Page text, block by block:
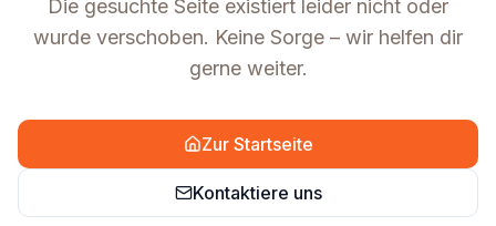
Die gesuchte Seite existiert leider nicht oder
wurde verschoben. Keine Sorge – wir helfen dir
gerne weiter.
Zur Startseite
Kontaktiere uns